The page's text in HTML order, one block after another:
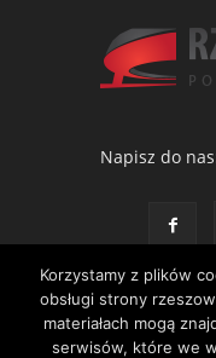
Napisz do
Kontakt
Korzystamy z plików
obsługi strony
materiałach mogą
serwisów, które we